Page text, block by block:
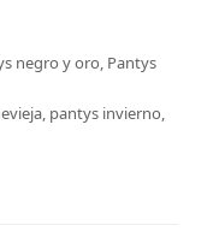
negro y oro, Pantys
, pantys invierno,